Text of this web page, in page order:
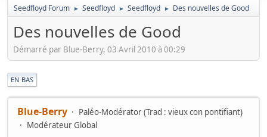
Seedfloyd Forum ► Seedfloyd ► Seedfloyd ► Des nouvelles de Good
Des nouvelles de Good
Démarré par Blue-Berry, 03 Avril 2010 à 00:29
EN BAS
Blue-Berry
Paléo-Modérator (Trad : vieux con pontifiant)
Modérateur Global